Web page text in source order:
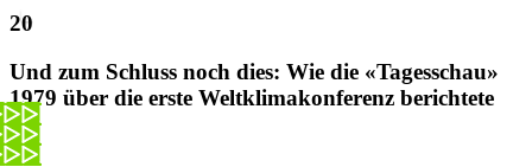
Und zum Schluss noch dies: Wie die «Tagesschau»
1979 über die erste Weltklimakonferenz berichtete